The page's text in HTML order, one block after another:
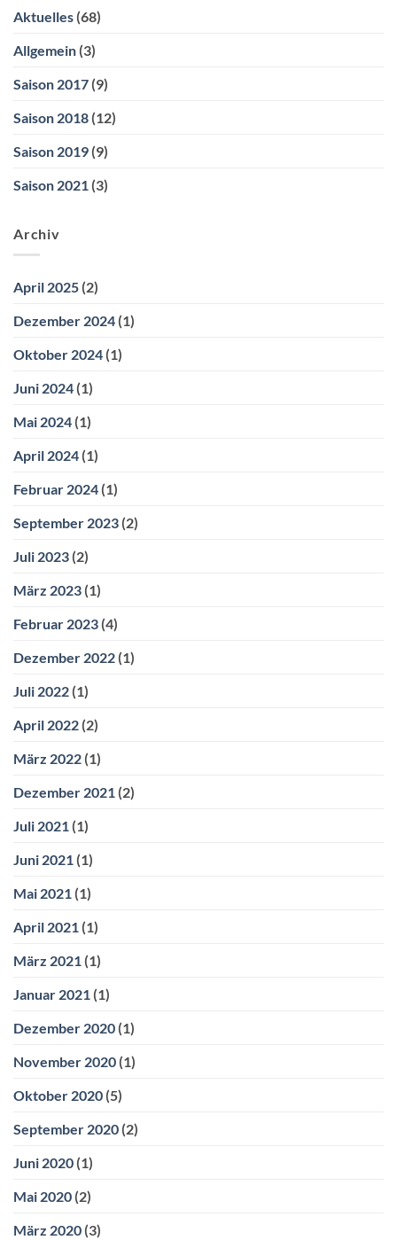
Aktuelles (68)
Allgemein (3)
Saison 2017 (9)
Saison 2018 (12)
Saison 2019 (9)
Saison 2021 (3)
Archiv
April 2025 (2)
Dezember 2024 (1)
Oktober 2024 (1)
Juni 2024 (1)
Mai 2024 (1)
April 2024 (1)
Februar 2024 (1)
September 2023 (2)
Juli 2023 (2)
März 2023 (1)
Februar 2023 (4)
Dezember 2022 (1)
Juli 2022 (1)
April 2022 (2)
März 2022 (1)
Dezember 2021 (2)
Juli 2021 (1)
Juni 2021 (1)
Mai 2021 (1)
April 2021 (1)
März 2021 (1)
Januar 2021 (1)
Dezember 2020 (1)
November 2020 (1)
Oktober 2020 (5)
September 2020 (2)
Juni 2020 (1)
Mai 2020 (2)
März 2020 (3)